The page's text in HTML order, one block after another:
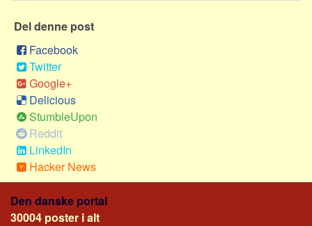
USA
Alle
Nøgleord
Bolig
Job
Virksomhed
Investering
Forbrug
Del denne post
Facebook
Twitter
Google+
Delicious
StumbleUpon
Reddit
LinkedIn
Hacker News
Den danske portal
30004 poster i alt